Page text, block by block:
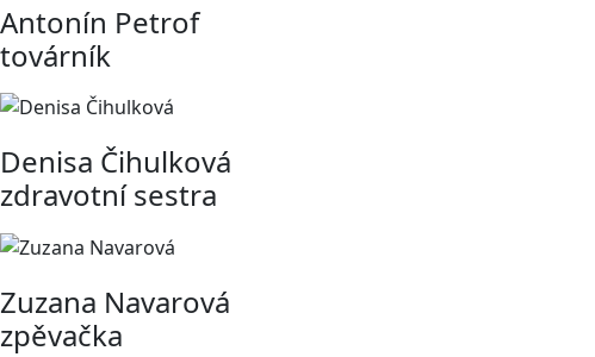
Antonín Petrof
továrník
Denisa Čihulková
zdravotní sestra
Zuzana Navarová
zpěvačka